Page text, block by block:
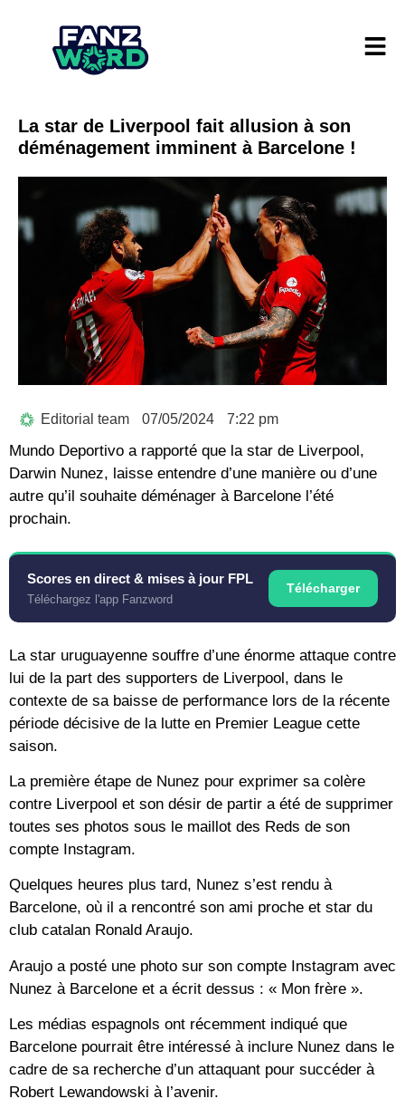
La star de Liverpool fait allusion à son
déménagement imminent à Barcelone !
Editorial team 07/05/2024 7:22 pm
Mundo Deportivo a rapporté que la star de Liverpool,
Darwin Nunez, laisse entendre d’une manière ou d’une
autre qu’il souhaite déménager à Barcelone l’été
prochain.
Scores en direct & mises à jour FPL
Téléchargez l'app Fanzword
Télécharger
La star uruguayenne souffre d’une énorme attaque contre
lui de la part des supporters de Liverpool, dans le
contexte de sa baisse de performance lors de la récente
période décisive de la lutte en Premier League cette
saison.
La première étape de Nunez pour exprimer sa colère
contre Liverpool et son désir de partir a été de supprimer
toutes ses photos sous le maillot des Reds de son
compte Instagram.
Quelques heures plus tard, Nunez s’est rendu à
Barcelone, où il a rencontré son ami proche et star du
club catalan Ronald Araujo.
Araujo a posté une photo sur son compte Instagram avec
Nunez à Barcelone et a écrit dessus : « Mon frère ».
Les médias espagnols ont récemment indiqué que
Barcelone pourrait être intéressé à inclure Nunez dans le
cadre de sa recherche d’un attaquant pour succéder à
Robert Lewandowski à l’avenir.